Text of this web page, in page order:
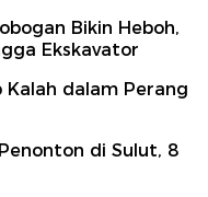
Bikin Heboh,
Ekskavator
dalam Perang
di Sulut, 8